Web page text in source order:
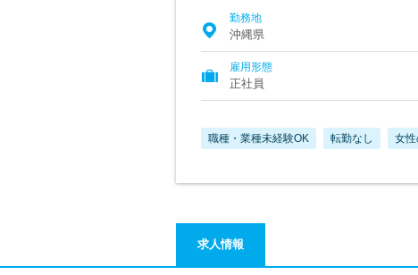
勤務地
沖縄県
雇用形態
正社員
職種・業種未経験OK 転勤なし 女
求人情報